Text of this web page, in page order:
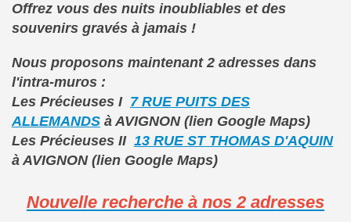
Offrez vous des nuits inoubliables et des
souvenirs gravés à jamais !
Nous proposons maintenant 2 adresses dans
l'intra-muros :
Les Précieuses I 7 RUE PUITS DES
ALLEMANDS à AVIGNON (lien Google Maps)
Les Précieuses II 13 RUE ST THOMAS D'AQUIN
à AVIGNON (lien Google Maps)
Nouvelle recherche à nos 2 adresses